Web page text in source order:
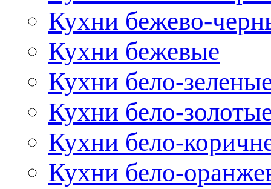
Кухни бежево-
Кухни бежевые
Кухни бело-
Кухни бело-
Кухни бело-
Кухни бело-